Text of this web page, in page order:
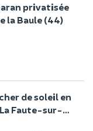
privatisée
la Baule (44)
de soleil en
Faute-sur-